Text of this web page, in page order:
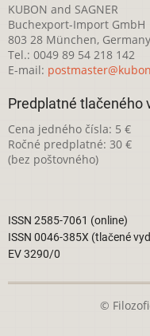
KUBON and SAGNER
Buchexport-Import GmbH
803 28 München, Germany
Tel.: 0049 89 54 218 142
E-mail:
Predplatné tlačeného
Cena jedného čísla: 5 €
Ročné predplatné: 30 €
(bez poštovného)
ISSN 2585-7061 (online)
ISSN 0046-385X (tlačené
EV 3290/0
©